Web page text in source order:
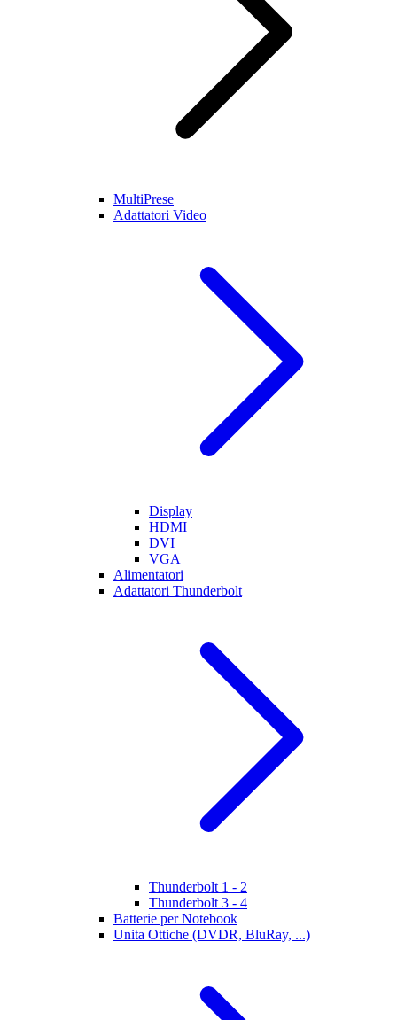
MultiPrese
Adattatori Video
Display
HDMI
DVI
VGA
Alimentatori
Adattatori Thunderbolt
Thunderbolt 1 - 2
Thunderbolt 3 - 4
Batterie per Notebook
Unita Ottiche (DVDR, BluRay, ...)